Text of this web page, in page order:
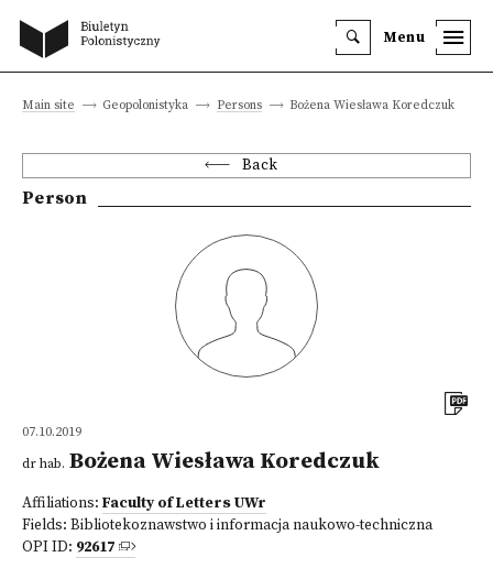
Menu
Main site Geopolonistyka Persons Bożena Wiesława Koredczuk
Back
Person
07.10.2019
dr hab. Bożena Wiesława Koredczuk
Affiliations: Faculty of Letters UWr
Fields: Bibliotekoznawstwo i informacja naukowo-techniczna
OPI ID: 92617